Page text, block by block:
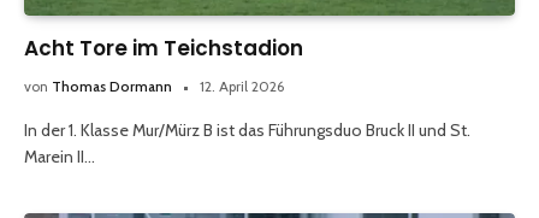
Acht Tore im Teichstadion
von Thomas Dormann 12. April 2026
In der 1. Klasse Mur/Mürz B ist das Führungsduo Bruck II und St.
Marein II…